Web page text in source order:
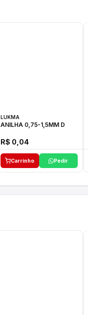
LUKMA
ANILHA 0,75-1,5MM D
R$ 0,04
Carrinho Pedir